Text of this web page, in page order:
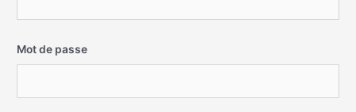
Mot de passe